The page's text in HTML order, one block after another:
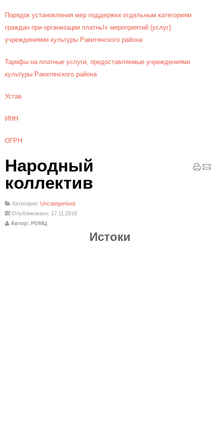
Порядок установления мер поддержки отдельным категориям
граждан при организации платньIх мероприятий (услуг)
учреждениями культуры Ракитянского района
Тарифы на платные услуги, предоставляемые учреждениями
культуры Ракитянского района
Устав
ИНН
ОГРН
Народный
коллектив
Категория: Uncategorised
Опубликовано: 17.11.2016
Автор: РОМЦ
Истоки